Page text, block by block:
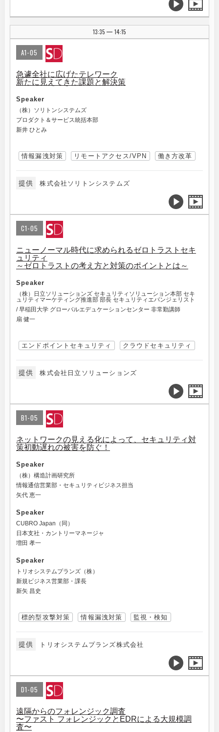
13:35 | 14:15
A1-05
急遽全社に広げたテレワーク
新たに見えてきた課題と解決策
Speaker
（株）ソリトンシステムズ
プロダクト＆サービス統括本部
新井 ひとみ
情報漏洩対策 リモートアクセス/VPN 働き方改革
提供 株式会社ソリトンシステムズ
C1-05
ニューノーマル時代に求められるゼロトラストセキ
ュリティ
～ゼロトラストの考え方と対策のポイントとは～
Speaker
（株）日立ソリューションズ セキュリティソリューション本部 セキ
ュリティマーケティング推進部 部長 セキュリティエバンジェリスト
/ 早稲田大学 グローバルエデュケーションセンター 非常勤講師
扇 健一
エンドポイントセキュリティ クラウドセキュリティ
提供 株式会社日立ソリューションズ
B1-05
ネットワークの見える化によって、セキュリティ対
策初動遅れの被害を防ぐ！
Speaker
（株）構造計画研究所
情報通信営業部・セキュリティビジネス担当
矢代 恵一
Speaker
CUBRO Japan（同）
日本支社・カントリーマネージャ
増田 孝一
Speaker
トリオシステムプランズ（株）
新規ビジネス営業部・課長
新矢 昌史
標的型攻撃対策 情報漏洩対策 監視・検知
提供 トリオシステムプランズ株式会社
D1-05
遠隔からのフォレンジック調査
〜ファスト フォレンジックとEDRによる大規模調
査〜